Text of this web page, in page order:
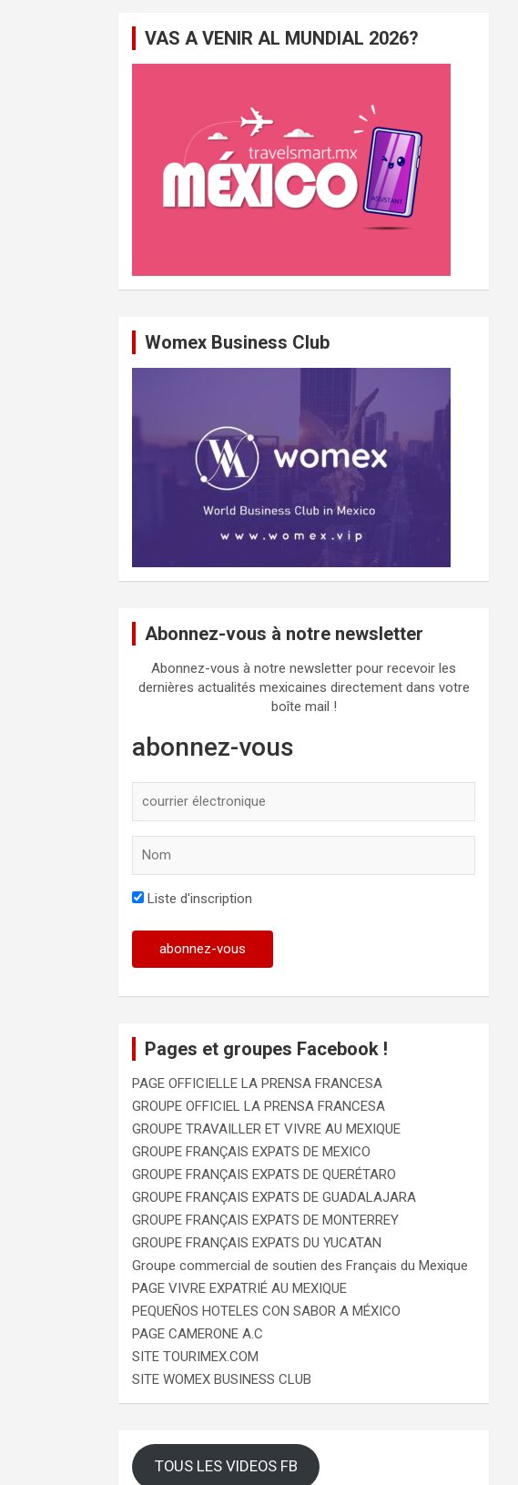
c
VAS A VENIR AL MUNDIAL 2026?
Womex Business Club
Abonnez-vous à notre newsletter
Abonnez-vous à notre newsletter pour recevoir les
dernières actualités mexicaines directement dans votre
boîte mail !
abonnez-vous
Liste d'inscription
Pages et groupes Facebook !
PAGE OFFICIELLE LA PRENSA FRANCESA
GROUPE OFFICIEL LA PRENSA FRANCESA
GROUPE TRAVAILLER ET VIVRE AU MEXIQUE
GROUPE FRANÇAIS EXPATS DE MEXICO
GROUPE FRANÇAIS EXPATS DE QUERÉTARO
GROUPE FRANÇAIS EXPATS DE GUADALAJARA
GROUPE FRANÇAIS EXPATS DE MONTERREY
GROUPE FRANÇAIS EXPATS DU YUCATAN
Groupe commercial de soutien des Français du Mexique
PAGE VIVRE EXPATRIÉ AU MEXIQUE
PEQUEÑOS HOTELES CON SABOR A MÉXICO
PAGE CAMERONE A.C
SITE TOURIMEX.COM
SITE WOMEX BUSINESS CLUB
TOUS LES VIDEOS FB